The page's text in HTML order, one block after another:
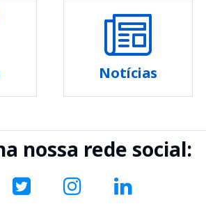
Notícias
nossa rede social: